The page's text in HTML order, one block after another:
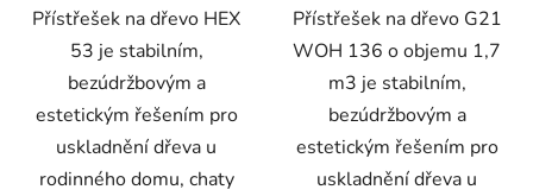
Přístřešek na dřevo HEX
53 je stabilním,
bezúdržbovým a
estetickým řešením pro
uskladnění dřeva u
rodinného domu, chaty
Přístřešek na dřevo G21
WOH 136 o objemu 1,7
m3 je stabilním,
bezúdržbovým a
estetickým řešením pro
uskladnění dřeva u